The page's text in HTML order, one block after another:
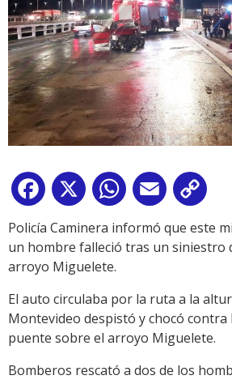
Facebook
X WhatsApp
Email
Policía Caminera informó que este
un hombre falleció tras un siniestro
arroyo Miguelete.
El auto circulaba por la ruta a la
Montevideo despistó y chocó contra
puente sobre el arroyo Miguelete.
Bomberos rescató a dos de los